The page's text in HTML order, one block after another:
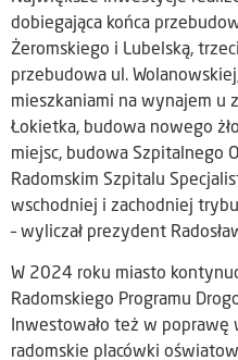
dobiegająca końca
Żeromskiego i Lubelską,
przebudowa ul.
mieszkaniami na wynajem u
Łokietka, budowa nowego
miejsc, budowa Szpitalnego
Radomskim Szpitalu
wschodniej i zachodniej
– wyliczał prezydent
W 2024 roku miasto
Radomskiego Programu
Inwestowało też w
radomskie placówki